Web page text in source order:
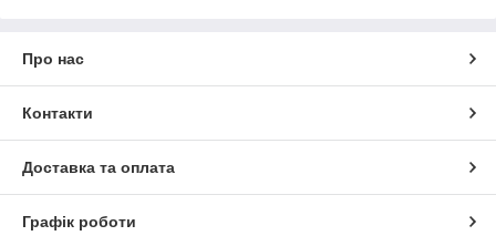
Про нас
Контакти
Доставка та оплата
Графік роботи